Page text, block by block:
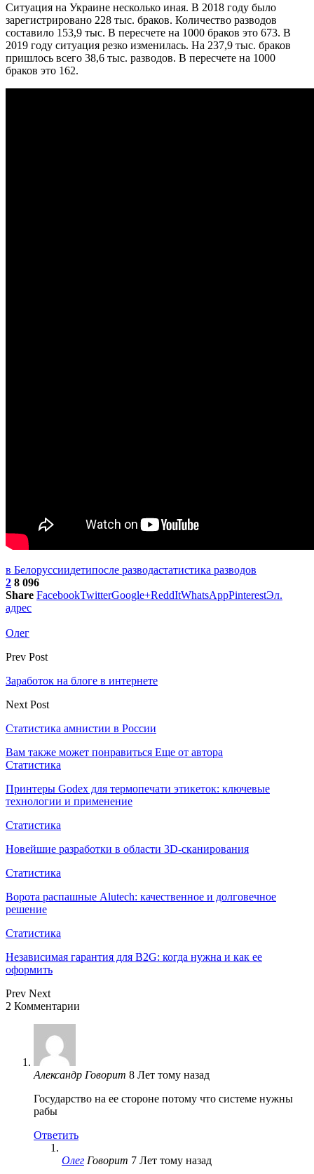
Ситуация на Украине несколько иная. В 2018 году было
зарегистрировано 228 тыс. браков. Количество разводов
составило 153,9 тыс. В пересчете на 1000 браков это 673. В
2019 году ситуация резко изменилась. На 237,9 тыс. браков
пришлось всего 38,6 тыс. разводов. В пересчете на 1000
браков это 162.
в Белоруссиидетипосле разводастатистика разводов
2 8 096
Share FacebookTwitterGoogle+ReddItWhatsAppPinterestЭл.
адрес
Олег
Prev Post
Заработок на блоге в интернете
Next Post
Статистика амнистии в России
Вам также может понравиться Еще от автора
Статистика
Принтеры Godex для термопечати этикеток: ключевые
технологии и применение
Статистика
Новейшие разработки в области 3D-сканирования
Статистика
Ворота распашные Alutech: качественное и долговечное
решение
Статистика
Независимая гарантия для B2G: когда нужна и как ее
оформить
Prev Next
2 Комментарии
Александр Говорит 8 Лет тому назад
Государство на ее стороне потому что системе нужны
рабы
Ответить
Олег Говорит 7 Лет тому назад